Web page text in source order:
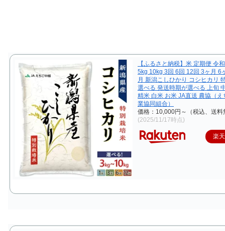
【ふるさと納税】米 定期便 令
5kg 10kg 3回 6回 12回 3ヶ月 6
月 新潟こしひかり コシヒカリ
選べる 発送時期が選べる 上旬
精米 白米 お米 JA直送 農協（え
業協同組合）
価格：10,000円～（税込、送料
(2025/11/17時点)
楽